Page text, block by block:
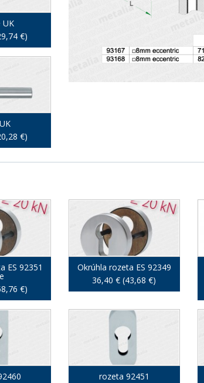
UK
€)
€)
ES 92351
€)
Okrúhla rozeta ES 92349
36,40 € (43,68 €)
rozeta 92451